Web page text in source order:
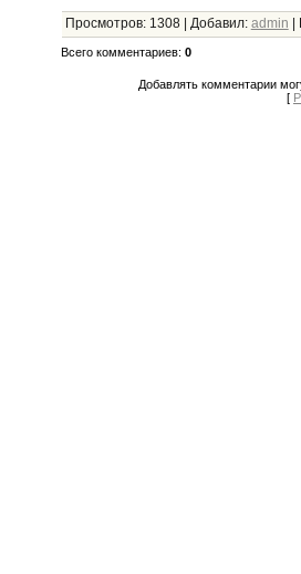
Просмотров: 1308| Добавил: admin |
Всего комментариев: 0
Добавлять комментарии
[